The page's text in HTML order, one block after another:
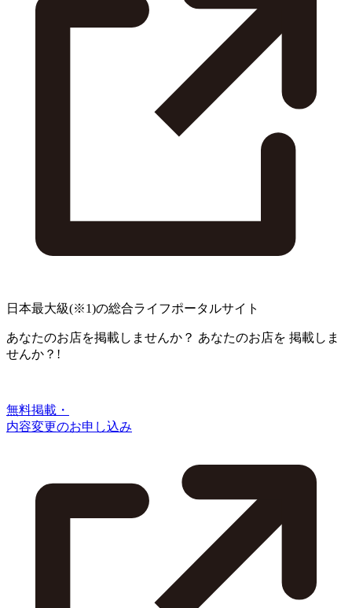
日本最大級(※1)の総合ライフポータルサイト
あなたのお店を掲載しませんか？ あなたのお店を 掲載しま
せんか？!
無料掲載・
内容変更のお申し込み